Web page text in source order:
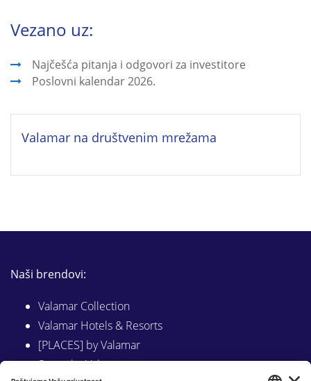
Vezano uz:
Najčešća pitanja i odgovori za investitore
Poslovni kalendar 2026.
Valamar na društvenim mrežama
Naši brendovi:
Valamar Collection
Valamar Hotels & Resorts
[PLACES] by Valamar
Sunny by Valamar